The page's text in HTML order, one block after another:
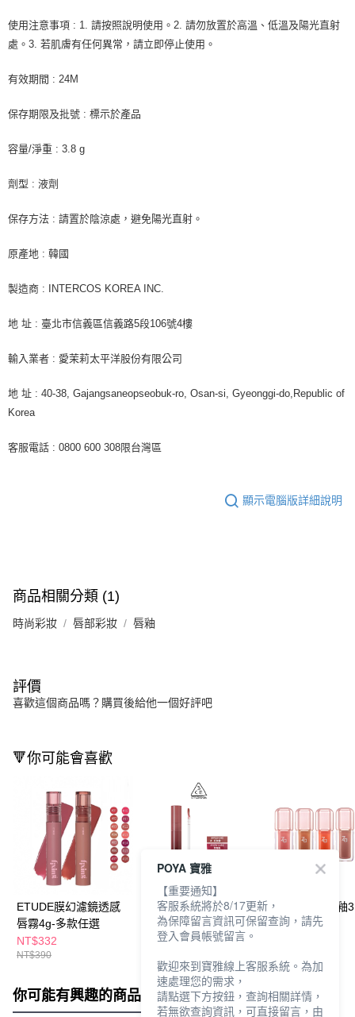
使用注意事項 : 1. 請按照說明使用。2. 請勿放置於高溫、低溫及陽光直射
處。3. 若肌膚有任何異常，請立即停止使用。
有效期間 : 24M
保存期限及批號 : 標示於產品
容量/淨重 : 3.8 g
劑型 : 液劑
保存方法 : 請置於陰涼處，避免陽光直射。
原產地 : 韓國
製造商 : INTERCOS KOREA INC.
地 址 : 臺北市信義區信義路5段106號4樓
輸入業者 : 愛茉莉太平洋股份有限公司
地 址 : 40-38, Gajangsaneopseobuk-ro, Osan-si, Gyeonggi-do,Republic of
Korea
客服電話 : 0800 600 308限台灣區
顯示電腦版詳細說明
商品相關分類 (1)
時尚彩妝 唇部彩妝 唇釉
評價
喜歡這個商品嗎？購買後給他一個好評吧
🔻你可能會喜歡
ETUDE膜幻濾鏡透感
唇霧4g-多款任選
NT$332
NT$390
3CE 水滴晶亮唇釉
3.8g-多款任選
NT$425
Za果凍水光唇釉
多款任選
你可能有興趣的商品 全站排行
POYA 寶雅
【重要通知】
客服系統將於8/17更新，
為保障留言資訊可保留查詢，請先
登入會員帳號留言。
歡迎來到寶雅線上客服系統。為加
速處理您的需求，
請點選下方按鈕，查詢相關詳情，
若無欲查詢資訊，可直接留言，由